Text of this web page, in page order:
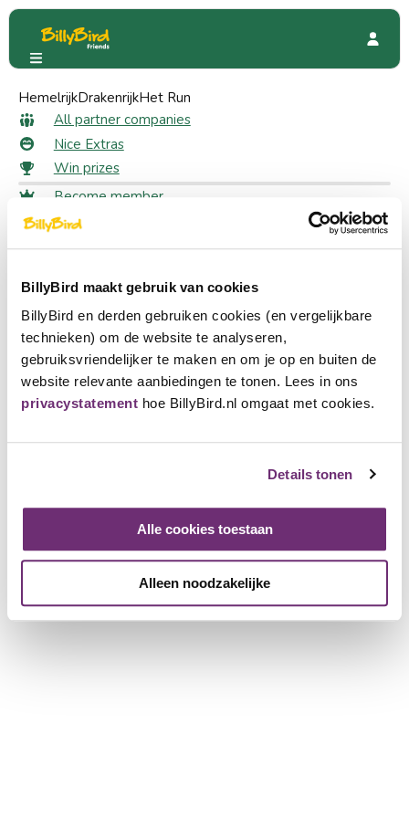
BillyBird maakt gebruik van cookies
BillyBird en derden gebruiken cookies (en vergelijkbare
technieken) om de website te analyseren,
gebruiksvriendelijker te maken en om je op en buiten de
website relevante aanbiedingen te tonen. Lees in ons
privacystatement hoe BillyBird.nl omgaat met cookies.
Details tonen
Alle cookies toestaan
Alleen noodzakelijke
HemelrijkDrakenrijkHet Run
All partner companies
Nice Extras
Win prizes
Become member
Login
Choose a language
Nederlands
English
Deutsch
Become partner
Industry Servicebioscoop Veghel
Win prizes: Industry
Servicebioscoop Veghel
127 likes
Grand prize: 2 free tickets
120 likes Results 28 October
Industry Servicebioscoop Veghel
Grand prize: family ticket for 4 people
All partner companies